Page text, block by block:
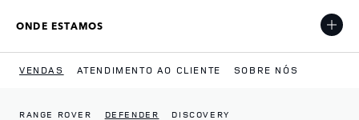
ONDE ESTAMOS
VENDAS ATENDIMENTO AO CLIENTE SOBRE NÓS
RANGE ROVER DEFENDER DISCOVERY